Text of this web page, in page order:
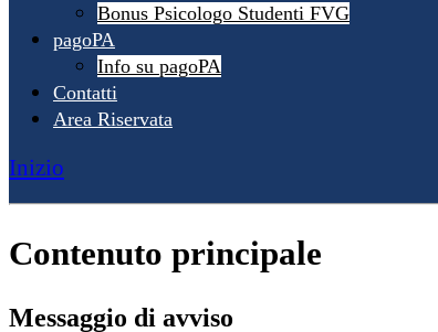
Bonus Psicologo Studenti FVG
pagoPA
Info su pagoPA
Contatti
Area Riservata
Inizio
Contenuto principale
Messaggio di avviso